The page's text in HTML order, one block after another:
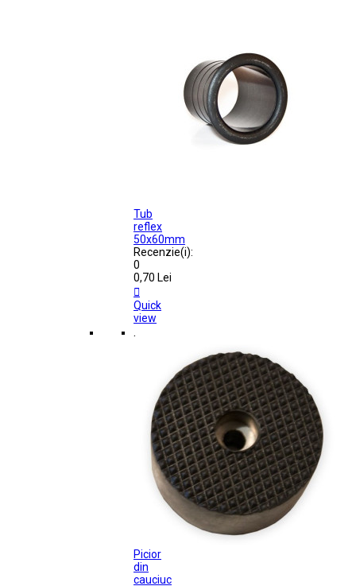
Tub
reflex
50x60mm
Recenzie(i):
0
0,70 Lei

Quick
view
.
Picior
din
cauciuc